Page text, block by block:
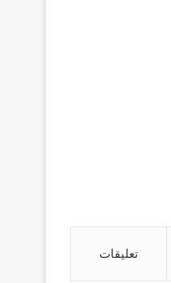
تعليقات